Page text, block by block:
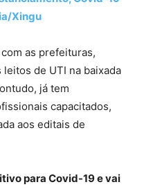
Xingu
as prefeituras,
de UTI na baixada
já tem
capacitados,
aos editais de
para Covid-19 e vai